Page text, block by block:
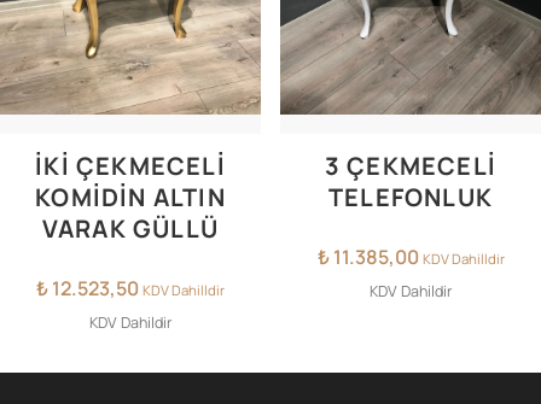
İKİ ÇEKMECELİ
KOMİDİN ALTIN
VARAK GÜLLÜ
₺12.523,50 KDV Dahilldir
KDV Dahildir
3 ÇEKMECELİ
TELEFONLUK
₺11.385,00 KDV Dahilldir
KDV Dahildir